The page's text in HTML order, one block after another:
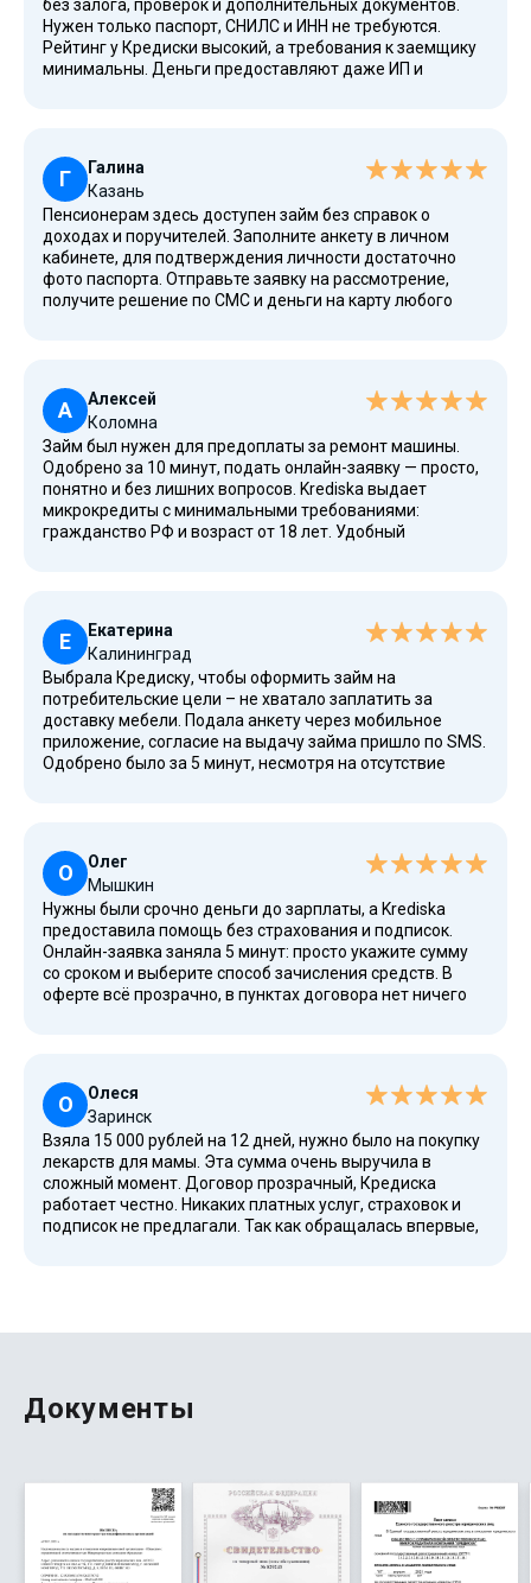
без залога, проверок и дополнительных документов.
Нужен только паспорт, СНИЛС и ИНН не требуются.
Рейтинг у Кредиски высокий, а требования к заемщику
минимальны. Деньги предоставляют даже ИП и
СМС.
Г
Галина
Казань
Пенсионерам здесь доступен займ без справок о
доходах и поручителей. Заполните анкету в личном
кабинете, для подтверждения личности достаточно
фото паспорта. Отправьте заявку на рассмотрение,
получите решение по СМС и деньги на карту любого
скрытых комиссий и переплат. Средств хватает на
решение срочных финансовых проблем.
А
Алексей
Коломна
Займ был нужен для предоплаты за ремонт машины.
Одобрено за 10 минут, подать онлайн-заявку — просто,
понятно и без лишних вопросов. Krediska выдает
микрокредиты с минимальными требованиями:
гражданство РФ и возраст от 18 лет. Удобный
Никаких платных услуг, подписок и страховок не
предлагают, что огромный плюс. Обязательно
порекомендую сервис другим!
Е
Екатерина
Калининград
Выбрала Кредиску, чтобы оформить займ на
потребительские цели – не хватало заплатить за
доставку мебели. Подала анкету через мобильное
приложение, согласие на выдачу займа пришло по SMS.
Одобрено было за 5 минут, несмотря на отсутствие
конфиденциальности уделяют особое внимание. Всем
довольна, спасибо огромное!
О
Олег
Мышкин
Нужны были срочно деньги до зарплаты, а Krediska
предоставила помощь без страхования и подписок.
Онлайн-заявка заняла 5 минут: просто укажите сумму
со сроком и выберите способ зачисления средств. В
оферте всё прозрачно, в пунктах договора нет ничего
О
Олеся
Заринск
Взяла 15 000 рублей на 12 дней, нужно было на покупку
лекарств для мамы. Эта сумма очень выручила в
сложный момент. Договор прозрачный, Кредиска
работает честно. Никаких платных услуг, страховок и
подписок не предлагали. Так как обращалась впервые,
Документы